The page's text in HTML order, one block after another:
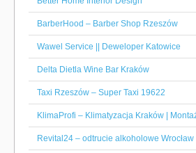
BarberHood – Barber Shop Rzeszów
Wawel Service || Deweloper Katowice
Delta Dietla Wine Bar Kraków
Taxi Rzeszów – Super Taxi 19622
KlimaProfi – Klimatyzacja Kraków |
Revital24 – odtrucie alkoholowe